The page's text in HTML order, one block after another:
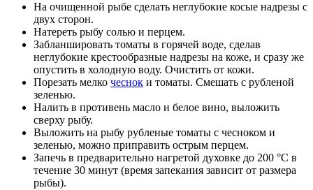
На очищенной рыбе сделать неглубокие косые надрезы с
двух сторон.
Натереть рыбу солью и перцем.
Забланшировать томаты в горячей воде, сделав
неглубокие крестообразные надрезы на коже, и сразу же
опустить в холодную воду. Очистить от кожи.
Порезать мелко чеснок и томаты. Смешать с рубленой
зеленью.
Налить в противень масло и белое вино, выложить
сверху рыбу.
Выложить на рыбу рубленые томаты с чесноком и
зеленью, можно приправить острым перцем.
Запечь в предварительно нагретой духовке до 200 °C в
течение 30 минут (время запекания зависит от размера
рыбы).